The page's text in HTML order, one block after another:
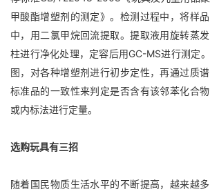
甲酸酯增塑剂的测定》。检测过程中，将样
中，用二氯甲烷回流提取。提取液用旋转蒸
柱进行净化处理，定容后用GC-MS进行测定
图，对各种增塑剂进行初步定性，再通过质
标准品的一致性来判定是否含有该邻苯化合
或内标法进行定量。
选购玩具有三招
随着国民物质生活水平的不断提高，越来越